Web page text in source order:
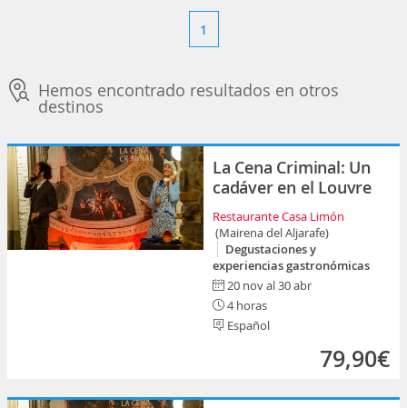
1
Hemos encontrado resultados en otros
destinos
La Cena Criminal: Un
cadáver en el Louvre
Restaurante Casa Limón
(Mairena del Aljarafe)
Degustaciones y
experiencias gastronómicas
20 nov al 30 abr
4 horas
Español
79,90€